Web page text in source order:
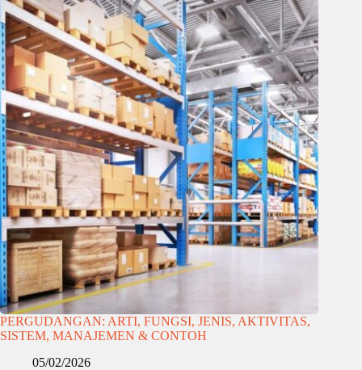
PERGUDANGAN: ARTI, FUNGSI, JENIS, AKTIVITAS,
SISTEM, MANAJEMEN & CONTOH
05/02/2026